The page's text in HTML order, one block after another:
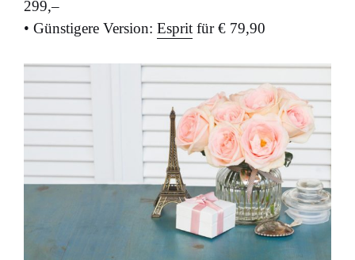
299,–
• Günstigere Version: Esprit für € 79,90